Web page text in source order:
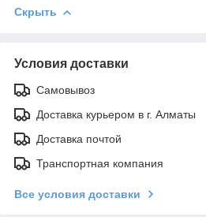
Скрыть
Условия доставки
Самовывоз
Доставка курьером в г. Алматы
Доставка почтой
Транспортная компания
Все условия доставки